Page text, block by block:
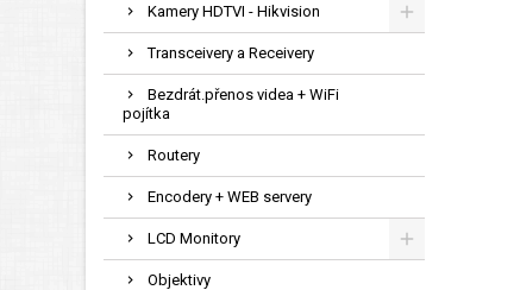
Kamery HDTVI - Hikvision
Transceivery a Receivery
Bezdrát.přenos videa + WiFi
pojítka
Routery
Encodery + WEB servery
LCD Monitory
Objektivy